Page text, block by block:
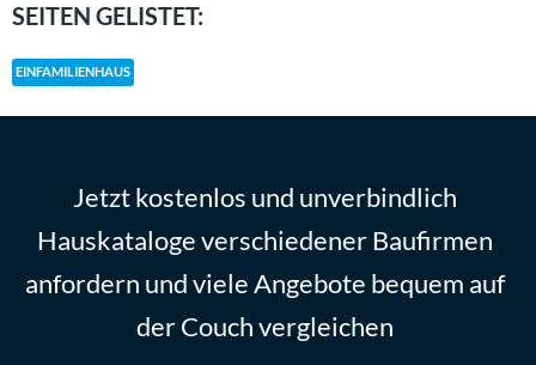
SEITEN GELISTET:
EINFAMILIENHAUS
Jetzt kostenlos und unverbindlich
Hauskataloge verschiedener Baufirmen
anfordern und viele Angebote bequem auf
der Couch vergleichen